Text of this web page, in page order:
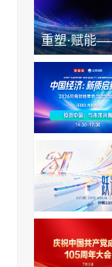
重塑·赋能